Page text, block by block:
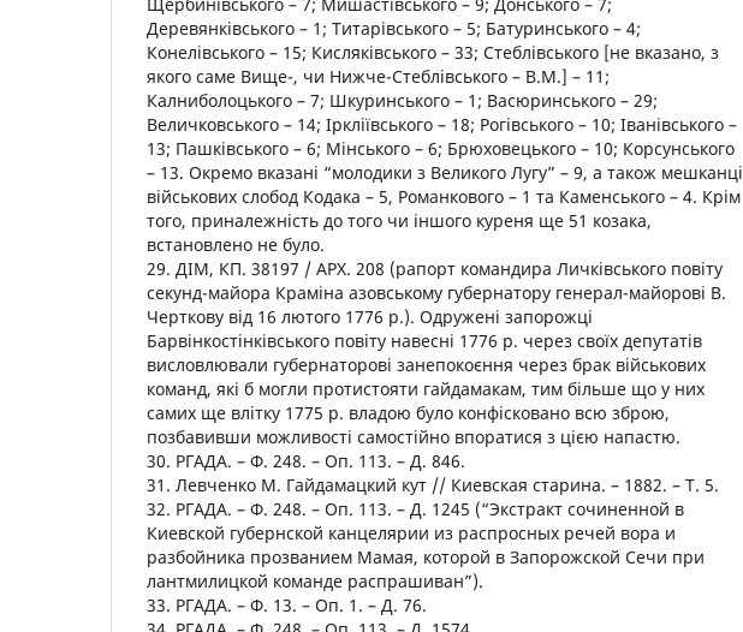
Деревянківського – 1; Титарівського – 5; Батуринського – 4;
Конелівського – 15; Кисляківського – 33; Стеблівського [не вказано, з
якого саме Вище-, чи Нижче-Стеблівського – В.М.] – 11;
Калниболоцького – 7; Шкуринського – 1; Васюринського – 29;
Величковського – 14; Іркліївського – 18; Рогівського – 10; Іванівського –
13; Пашківського – 6; Мінського – 6; Брюховецького – 10; Корсунського
– 13. Окремо вказані “молодики з Великого Лугу” – 9, а також мешканці
військових слобод Кодака – 5, Романкового – 1 та Каменського – 4. Крім
того, приналежність до того чи іншого куреня ще 51 козака,
встановлено не було.
29. ДІМ, КП. 38197 / АРХ. 208 (рапорт командира Личківського повіту
секунд-майора Краміна азовському губернатору генерал-майорові В.
Черткову від 16 лютого 1776 р.). Одружені запорожці
Барвінкостінківського повіту навесні 1776 р. через своїх депутатів
висловлювали губернаторові занепокоєння через брак військових
команд, які б могли протистояти гайдамакам, тим більше що у них
самих ще влітку 1775 р. владою було конфісковано всю зброю,
позбавивши можливості самостійно впоратися з цією напастю.
30. РГАДА. – Ф. 248. – Оп. 113. – Д. 846.
31. Левченко М. Гайдамацкий кут // Киевская старина. – 1882. – Т. 5.
32. РГАДА. – Ф. 248. – Оп. 113. – Д. 1245 (“Экстракт сочиненной в
Киевской губернской канцелярии из распросных речей вора и
разбойника прозванием Мамая, которой в Запорожской Сечи при
лантмилицкой команде распрашиван”).
33. РГАДА. – Ф. 13. – Оп. 1. – Д. 76.